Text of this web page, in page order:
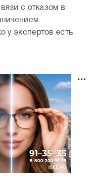
с отказом в
у экспертов есть